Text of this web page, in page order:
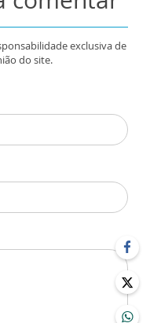
exclusiva de
do site.